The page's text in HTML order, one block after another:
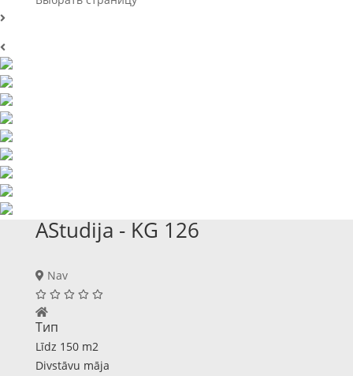
AStudija - KG 126
Nav
Тип
Līdz 150 m2
Divstāvu māja